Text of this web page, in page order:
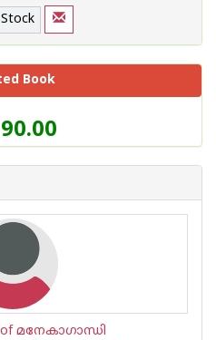
Book
of മനേകാഗാന്ധി